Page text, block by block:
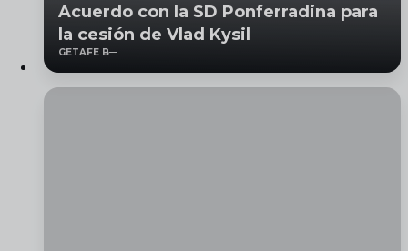
Acuerdo con la SD Ponferradina para
la cesión de Vlad Kysil
GETAFE B